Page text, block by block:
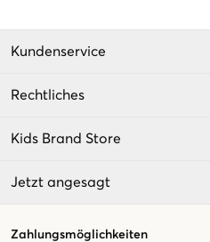
Kundenservice
Rechtliches
Kids Brand Store
Jetzt angesagt
Zahlungsmöglichkeiten